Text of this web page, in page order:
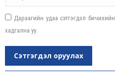
Дараагийн удаа сэтгэгдэл
хадгална уу.
Сэтгэгдэл оруулах